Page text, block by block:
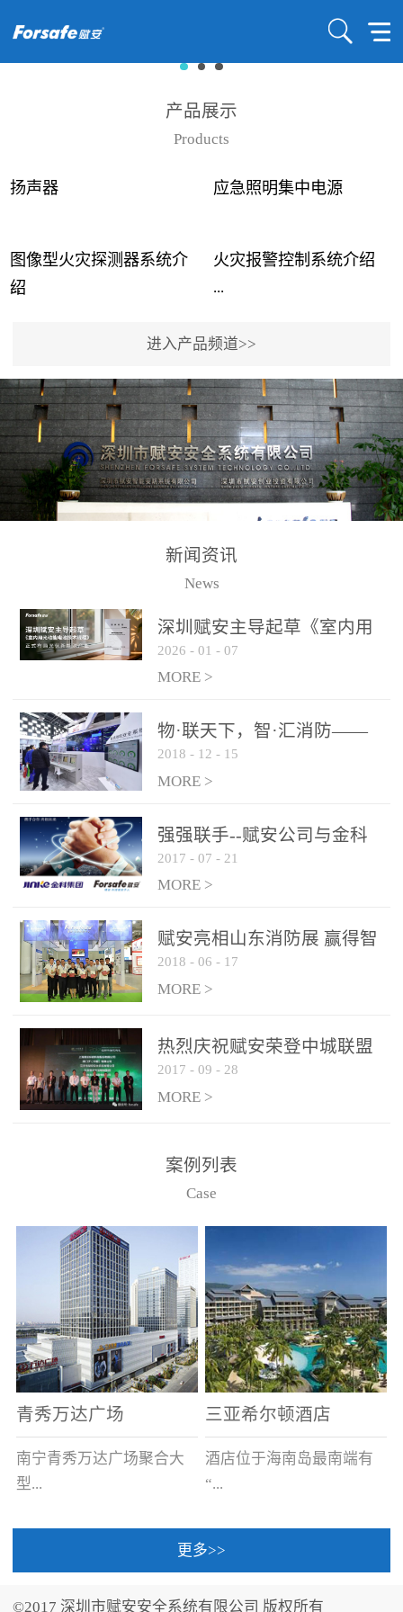
产品展示
Products
扬声器 应急照明集中电源
图像型火灾探测器系统介
绍
...
事故频发，传统的火灾探
测方法已无法满足要求。
尤其是目前众多的大型影
剧院、会议展览中心、体
育馆、大型仓库和隧道空
间等，其建筑结构特殊、
火灾隐患多。一旦发生火
传统的火灾关测器无法被
及时缺发，不能及早发现
和有效扑救火火，这不仅
力和闲难，同时也将造成
巨大的经济损失和社会影
响，基至还会造成人员伤
亡。图像型火灾探测器正
是针对这种高大空间建筑
物的消防设施、设备通过
现场图像的实时获取、预
处理和特征提取分析，实
现火焰的跟踪和识别。能
更早的进行预警，达到早
报早防的效果。 系统构
成示意图： 图像型火灾
和监控端两大部分组成。
两者之间通过以太网相
联，一台监控主机最多可
从监控主机上获取，最多
只能接6台，超过的需从现
火灾报警控制系统介绍
...
用了具有仲裁机制和冗余
校验的总线传输技术、线
路状态检测与保护技术、
后向光电感烟探测技术、
高可靠的系统抗干扰技术
等多项专利技术和专有技
警领域三十多年技术积累
和工程实践的结晶。
进入产品频道>>
新闻资讯
News
深圳赋安主导起草《室内用
光动能电池技术规程》 正式
布局光伏新能源产业
2026 - 01 - 07
MORE >
物·联天下，智·汇消防——
赋安F&S 2018上海消防展圆
满落幕
2018 - 12 - 15
MORE >
强强联手--赋安公司与金科
集团达成战略合作协议
2017 - 07 - 21
MORE >
赋安亮相山东消防展 赢得智
慧消防新荣耀
2018 - 06 - 17
MORE >
热烈庆祝赋安荣登中城联盟
联合采购战略合作平台
2017 - 09 - 28
MORE >
案例列表
Case
青秀万达广场
南宁青秀万达广场聚合大
型...
三亚希尔顿酒店
酒店位于海南岛最南端有
“...
中国的海岛天堂”之美称的
更多>>
©2017 深圳市赋安安全系统有限公司 版权所有